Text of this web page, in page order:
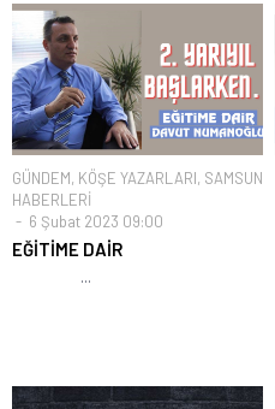
GÜNDEM, KÖŞE YAZARLARI, SAMSUN
HABERLERİ
6 Şubat 2023 09:00
EĞİTİME DAİR
...